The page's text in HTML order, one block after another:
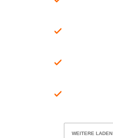
WEITERE LADEN